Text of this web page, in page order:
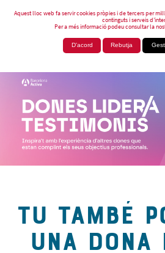
Aquest lloc web fa servir cookies pròpies i de tercers per
continguts i serveis
Per a més informació podeu consultar la
D'acord Rebutja
TU TAMBÉ
UNA DONA